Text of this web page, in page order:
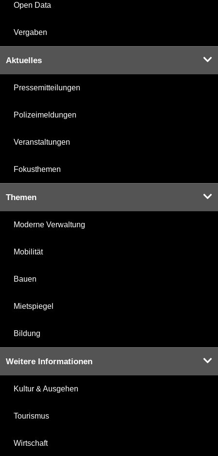
Open Data
Vergaben
Aktuelles
Pressemitteilungen
Polizeimeldungen
Veranstaltungen
Fokusthemen
Themen
Moderne Verwaltung
Mobilität
Bauen
Mietspiegel
Bildung
Weitere Informationen
Kultur & Ausgehen
Tourismus
Wirtschaft